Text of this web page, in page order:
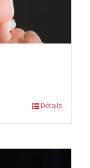
Détails